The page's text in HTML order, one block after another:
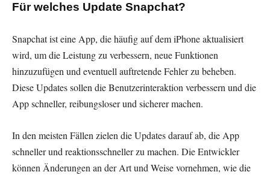
Für welches Update Snapchat?
Snapchat ist eine App, die häufig auf dem iPhone aktualisiert
wird, um die Leistung zu verbessern, neue Funktionen
hinzuzufügen und eventuell auftretende Fehler zu beheben.
Diese Updates sollen die Benutzerinteraktion verbessern und die
App schneller, reibungsloser und sicherer machen.
In den meisten Fällen zielen die Updates darauf ab, die App
schneller und reaktionsschneller zu machen. Die Entwickler
können Änderungen an der Art und Weise vornehmen, wie die